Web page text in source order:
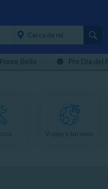
Ponte Bella Pre Día del